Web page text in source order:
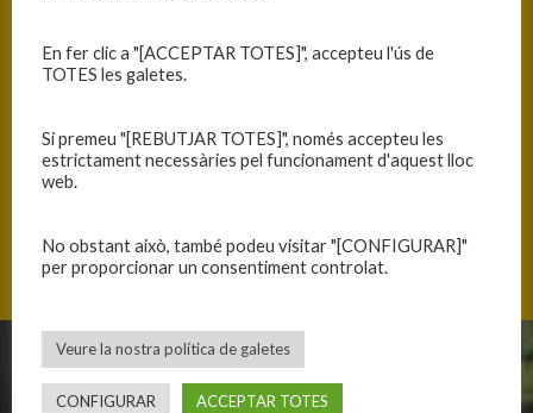
Av. Sant Andreu 92, 08392 Sant Andreu de Llavaneres, Catalunya
En fer clic a "[ACCEPTAR TOTES]", accepteu l'ús de
TOTES les galetes.
Si premeu "[REBUTJAR TOTES]", només accepteu les
estrictament necessàries pel funcionament d'aquest lloc
web.
No obstant això, també podeu visitar "[CONFIGURAR]"
per proporcionar un consentiment controlat.
Veure la nostra política de galetes
CONFIGURAR ACCEPTAR TOTES